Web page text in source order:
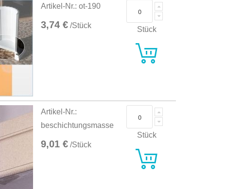
Artikel-Nr.: ot-190
3,74 € /Stück Stück
Artikel-Nr.:
beschichtungsmasse
9,01 € /Stück
Stück